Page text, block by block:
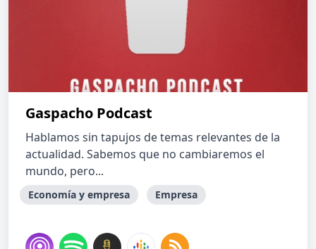
Gaspacho Podcast
Hablamos sin tapujos de temas relevantes de la
actualidad. Sabemos que no cambiaremos el
mundo, pero...
Economía y empresa Empresa